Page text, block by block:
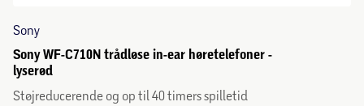
Sony
Sony WF-C710N trådløse in-ear høretelefoner -
lyserød
Støjreducerende og op til 40 timers spilletid